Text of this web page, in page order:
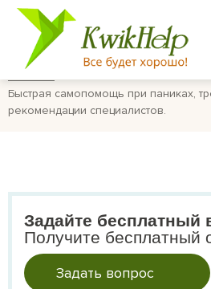
Быстрая самопомощь при паниках,
рекомендации специалистов.
Задайте бесплатный
Получите бесплатный
Задать вопрос